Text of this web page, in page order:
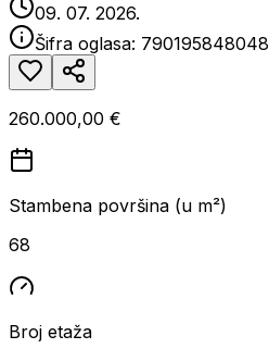
09. 07. 2026.
Šifra oglasa: 790195848048
260.000,00 €
Stambena površina (u m²)
68
Broj etaža